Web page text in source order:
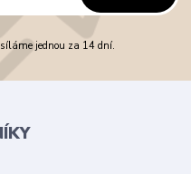
jednou za 14 dní.